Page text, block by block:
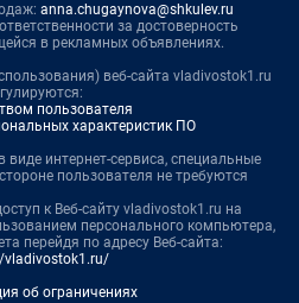
anna.chugaynova@shkulev.ru
за достоверность
в рекламных объявлениях.
веб-сайта vladivostok1.ru
пользователя
характеристик ПО
виде интернет-сервиса, специальные
пользователя не требуются
к Веб-сайту vladivostok1.ru на
персонального компьютера,
перейдя по адресу Веб-сайта:
vladivostok1.ru/
об ограничениях